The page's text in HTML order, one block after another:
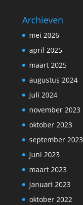
Archieven
mei 2026
april 2025
maart 2025
augustus 2024
juli 2024
november 2023
oktober 2023
september 2023
juni 2023
maart 2023
januari 2023
oktober 2022